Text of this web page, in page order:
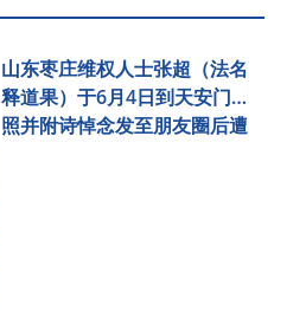
山东枣庄维权人士张超（法名
释道果）于6月4日到天安门拍
照并附诗悼念发至朋友圈后遭